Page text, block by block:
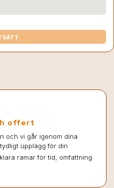
offert
och vi går igenom dina
upplägg för din
ramar för tid, omfattning